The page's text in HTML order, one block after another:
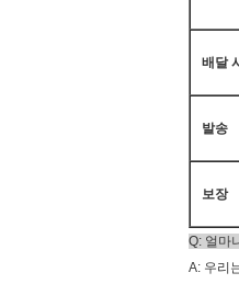
배달
발송
보장
Q: 얼마
A: 우리